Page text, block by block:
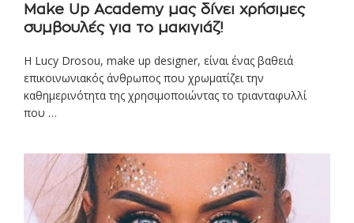
Make Up Academy μας δίνει χρήσιμες
συμβουλές για το μακιγιάζ!
Η Lucy Drosou, make up designer, είναι ένας βαθειά
επικοινωνιακός άνθρωπος που χρωματίζει την
καθημερινότητα της χρησιμοποιώντας το τριανταφυλλί
που …